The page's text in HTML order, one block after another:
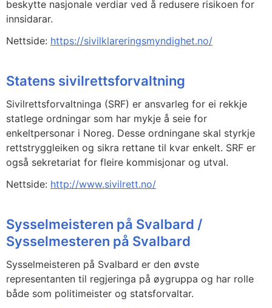
beskytte nasjonale verdiar ved å redusere risikoen for
innsidarar.
Nettside: https://sivilklareringsmyndighet.no/
Statens sivilrettsforvaltning
Sivilrettsforvaltninga (SRF) er ansvarleg for ei rekkje
statlege ordningar som har mykje å seie for
enkeltpersonar i Noreg. Desse ordningane skal styrkje
rettstryggleiken og sikra rettane til kvar enkelt. SRF er
også sekretariat for fleire kommisjonar og utval.
Nettside: http://www.sivilrett.no/
Sysselmeisteren på Svalbard /
Sysselmesteren på Svalbard
Sysselmeisteren på Svalbard er den øvste
representanten til regjeringa på øygruppa og har rolle
både som politimeister og statsforvaltar.